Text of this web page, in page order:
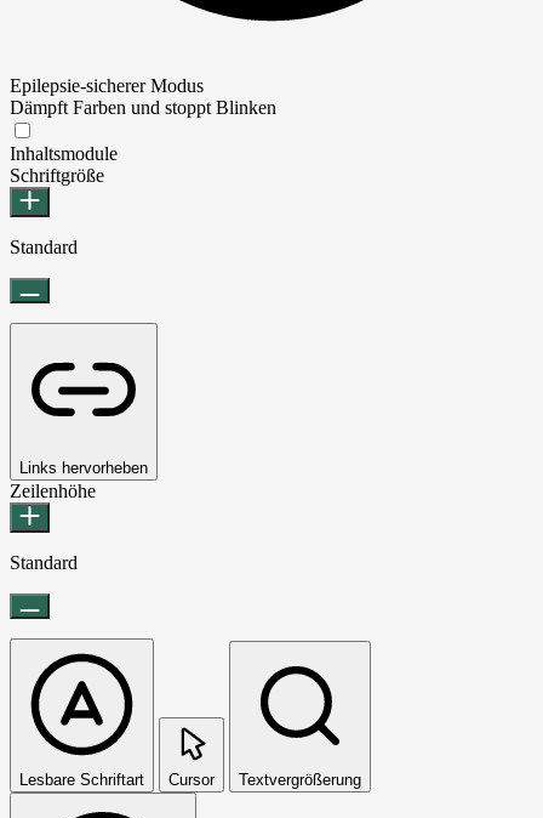
Epilepsie-sicherer Modus
Dämpft Farben und stoppt Blinken
Inhaltsmodule
Schriftgröße
Standard
Links hervorheben
Zeilenhöhe
Standard
Lesbare Schriftart Cursor Textvergrößerung